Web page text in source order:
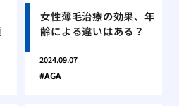
女性薄毛治療の効果、年
齢による違いはある？
2024.09.07
AGA